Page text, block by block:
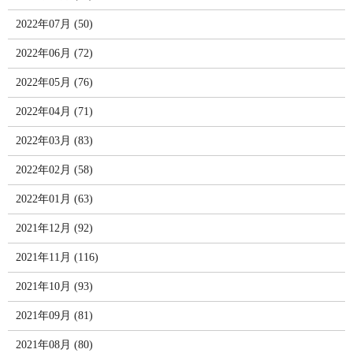
2022年07月 (50)
2022年06月 (72)
2022年05月 (76)
2022年04月 (71)
2022年03月 (83)
2022年02月 (58)
2022年01月 (63)
2021年12月 (92)
2021年11月 (116)
2021年10月 (93)
2021年09月 (81)
2021年08月 (80)